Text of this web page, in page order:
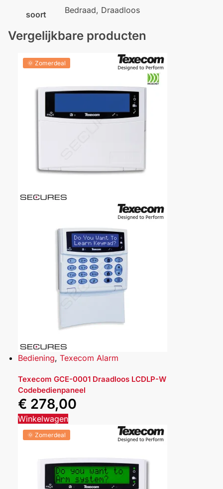
soort Bedraad, Draadloos
Vergelijkbare producten
🌞 Zomerdeal
Bediening, Texecom Alarm
Texecom GCE-0001 Draadloos LCDLP-W
Codebedienpaneel
€ 278,00
Winkelwagen
🌞 Zomerdeal